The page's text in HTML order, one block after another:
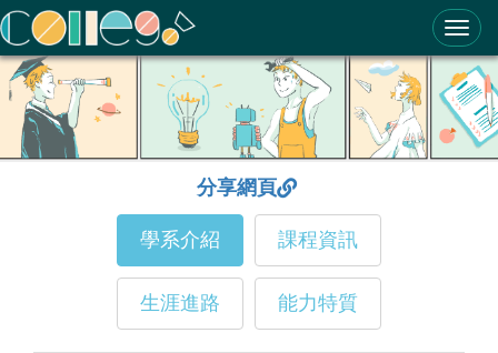
ColleGo! 大學選才與高中育才輔助系統
分享網頁
學系介紹 課程資訊
生涯進路 能力特質